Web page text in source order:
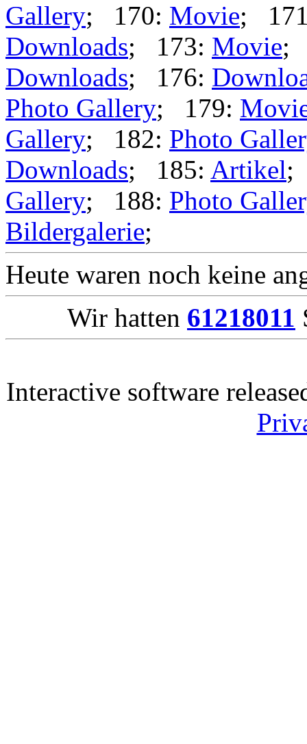
Gallery; 170: Movie;
Downloads; 173: Movie;
Downloads; 176:
Photo Gallery; 179:
Gallery; 182: Photo
Downloads; 185: Artikel;
Gallery; 188: Photo
Bildergalerie;
Heute waren noch keine
Wir hatten 61218011
Interactive software